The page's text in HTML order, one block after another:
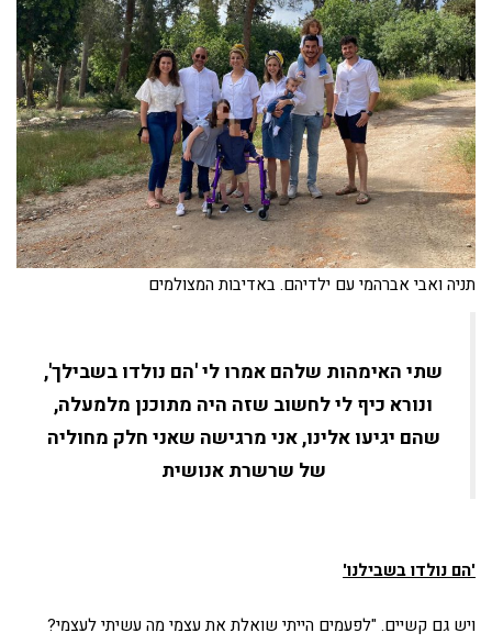
תניה ואבי אברהמי עם ילדיהם. באדיבות המצולמים
שתי האימהות שלהם אמרו לי 'הם נולדו בשבילך',
ונורא כיף לי לחשוב שזה היה מתוכנן מלמעלה,
שהם יגיעו אלינו, אני מרגישה שאני חלק מחוליה
של שרשרת אנושית
'הם נולדו בשבילנו'
ויש גם קשיים. "לפעמים הייתי שואלת את עצמי מה עשיתי לעצמי?